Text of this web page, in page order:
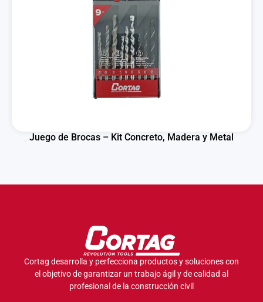
Juego de Brocas – Kit Concreto, Madera y Metal
Cortag desarrolla y perfecciona productos y soluciones con
el objetivo de garantizar un trabajo ágil y de calidad al
profesional de la construcción civil